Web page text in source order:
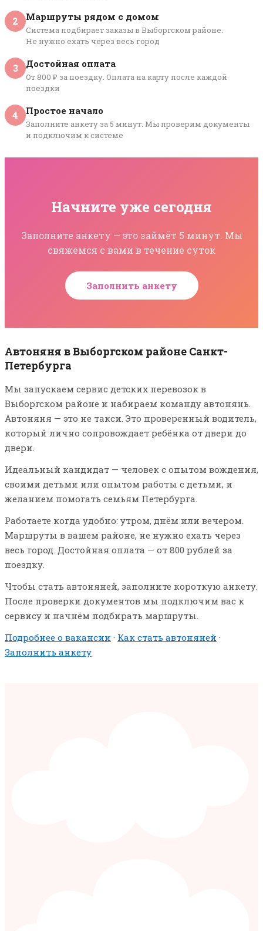
2 Маршруты рядом с домом
Система подбирает заказы в Выборгском районе.
Не нужно ехать через весь город
3 Достойная оплата
От 800 ₽ за поездку. Оплата на карту после каждой
поездки
4 Простое начало
Заполните анкету за 5 минут. Мы проверим документы
и подключим к системе
Начните уже сегодня
Заполните анкету — это займёт 5 минут. Мы
свяжемся с вами в течение суток
Заполнить анкету
Автоняня в Выборгском районе Санкт-
Петербурга
Мы запускаем сервис детских перевозок в
Выборгском районе и набираем команду автонянь.
Автоняня — это не такси. Это проверенный водитель,
который лично сопровождает ребёнка от двери до
двери.
Идеальный кандидат — человек с опытом вождения,
своими детьми или опытом работы с детьми, и
желанием помогать семьям Петербурга.
Работаете когда удобно: утром, днём или вечером.
Маршруты в вашем районе, не нужно ехать через
весь город. Достойная оплата — от 800 рублей за
поездку.
Чтобы стать автоняней, заполните короткую анкету.
После проверки документов мы подключим вас к
сервису и начнём подбирать маршруты.
Подробнее о вакансии · Как стать автоняней ·
Заполнить анкету